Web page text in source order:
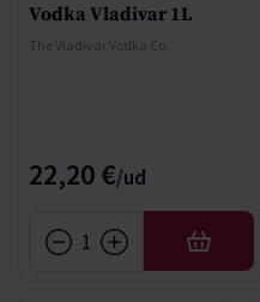
Vodka Vladivar 1L
The Vladivar Vodka Co.
22,20 €
AÑADIR